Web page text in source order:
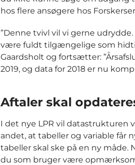
hos flere ansøgere hos
”Denne tvivl vil vi gerne
være fuldt tilgængelige som
Gaardsholt og fortsætter:
2019, og data for 2018 er nu
Aftaler skal
I det nye LPR vil datastrukturen
andet, at tabeller og variable får
tabeller skal ske på en ny måde.
du som bruger være